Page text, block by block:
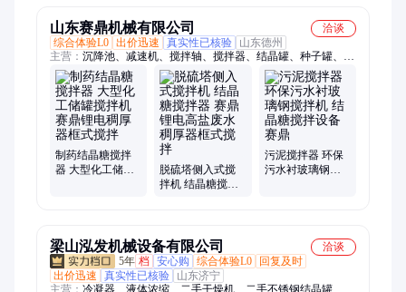
山东赛鼎机械有限公司
洽谈
综合体验L0 出价迅速 真实性已核验
山东德州
主营： 沉降池、减速机、搅拌轴、搅拌器、结晶罐、种子罐、浓
缩池、反应釜、水煤浆、刮泥机、机械zcx、浓缩机、母液罐、
机械带、机械cby、沉降器、浓密机、发酵罐、脱硫塔、搅拌
机、耙料机、玻璃钢、定做抛光、机械密封、沼气发酵
制药结晶糖搅拌
器 大型化工储罐
脱硫塔侧入式搅
拌机 结晶糖搅拌
污泥搅拌器 环保
污水衬玻璃钢搅
梁山泓发机械设备有限公司
洽谈
5年 档 安心购 综合体验L0
回复及时
出价迅速
真实性已核验
山东济宁
主营： 冷凝器、液体浓缩、二手干燥机、二手不锈钢结晶罐、二